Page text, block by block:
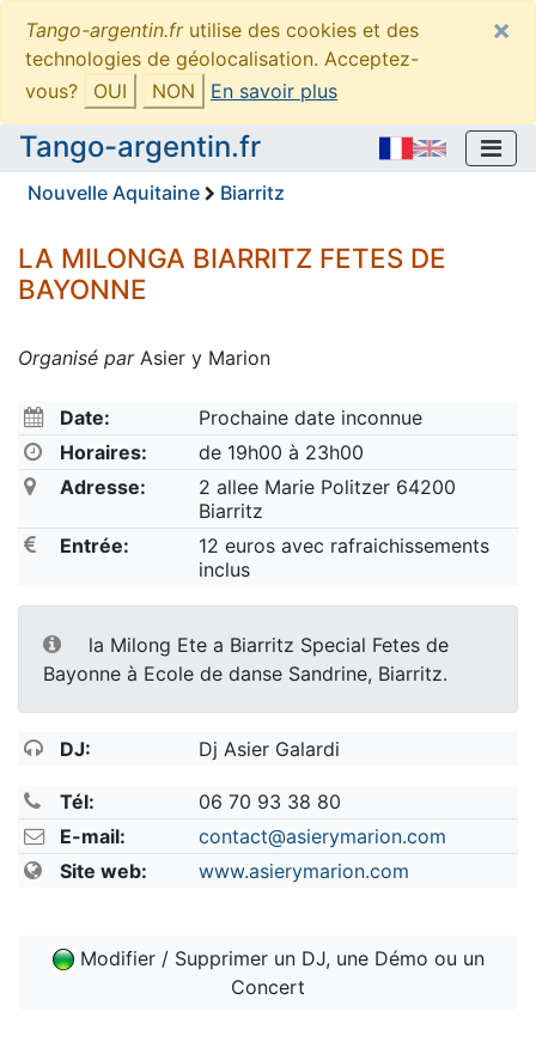
Tango-argentin.frutilise des cookies et des
technologies de géolocalisation. Acceptez-
vous?
OUI NON En savoir plus
×
Tango-argentin.fr
Nouvelle Aquitaine Biarritz
LA MILONGA BIARRITZ FETES DE
BAYONNE
Organisé parAsier y Marion
Date:
Prochaine date inconnue
Horaires:
de 19h00 à 23h00
Adresse:
2 allee Marie Politzer 64200
Biarritz
Entrée:
12 euros avec rafraichissements
inclus
la Milong Ete a Biarritz Special Fetes de
Bayonne à Ecole de danse Sandrine, Biarritz.
DJ: Dj Asier Galardi
Tél:
06 70 93 38 80
E-mail:
contact@asierymarion.com
Site web:
www.asierymarion.com
Modifier / Supprimer un DJ, une Démo ou un
Concert